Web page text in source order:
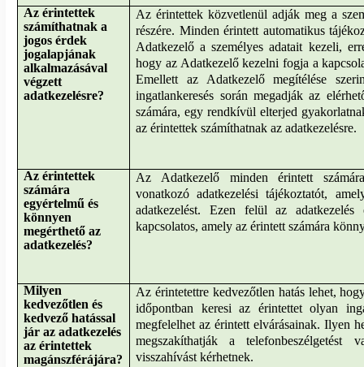
Az érintettek
számíthatnak a
jogos érdek
jogalapjának
alkalmazásával
végzett
adatkezelésre?
Az érintettek közvetlenül adják meg a
részére. Minden érintett automatikus
Adatkezelő a személyes adatait kezeli,
hogy az Adatkezelő kezelni fogja a
Emellett az Adatkezelő megítélése
ingatlankeresés során megadják az
számára, egy rendkívül elterjed
az érintettek számíthatnak az adatkezelésre.
Az érintettek
számára
egyértelmű és
könnyen
megérthető az
adatkezelés?
Az Adatkezelő minden érintett
vonatkozó adatkezelési tájékoztatót,
adatkezelést. Ezen felül az adatkezelés
kapcsolatos, amely az érintett számára
Milyen
kedvezőtlen és
kedvező hatással
jár az adatkezelés
az érintettek
magánszférájára?
Az érintetettre kedvezőtlen hatás lehet,
időpontban keresi az érintettet olyan
megfelelhet az érintett elvárásainak. Ilyen
megszakíthatják a telefonbeszélgetést
visszahívást kérhetnek.